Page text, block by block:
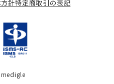
針特定商取引の表記